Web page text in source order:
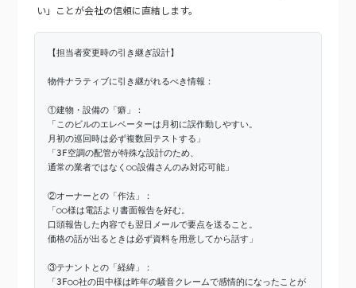
い」ことが会社の信頼に直結します。
【担当者変更時の引き継ぎ設計】
物件ナラティブに引き継がれるべき情報：
①建物・設備の「癖」：
「このビルのエレベーターは月初に誤作動しやすい。
月初の巡回時は必ず複数回テストする」
「3F空調の配管が特殊な設計のため、
通常の業者ではなく○○設備さんのみ対応可能」
②オーナーとの「作法」：
「○○様は電話より書面報告を好む。
口頭報告した内容でも翌日メールで要点を送ること。
価格の話が出るときは必ず資料を用意してから話す」
③テナントとの「経緯」：
「3F○○社の田中様は昨年の騒音クレームで感情的になったことが